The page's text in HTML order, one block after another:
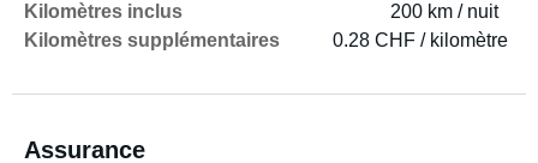
Kilomètres inclus
200 km / nuit
Kilomètres supplémentaires
0.28 CHF / kilomètre
Assurance